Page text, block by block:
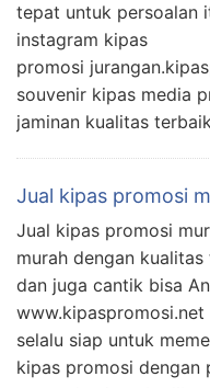
tepat untuk persoalan
instagram kipas
promosi
souvenir kipas media
jaminan kualitas
Jual kipas promosi
Jual kipas promosi
murah dengan
dan juga cantik bisa
selalu siap untuk
kipas promosi dengan